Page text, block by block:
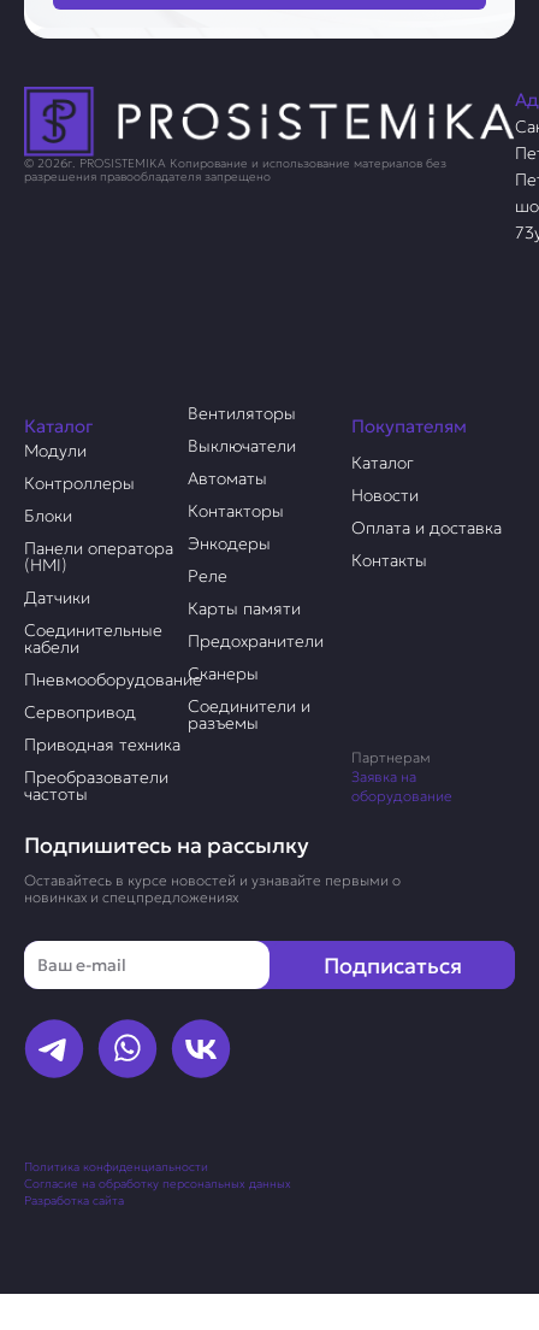
© 2026г. PROSISTEMIKA Копирование и использование материалов без
разрешения правообладателя запрещено
Подпишитесь на рассылку
Оставайтесь в курсе новостей и узнавайте первыми о
новинках и спецпредложениях
Email
Подписаться
Политика конфиденциальности
Согласие на обработку персональных данных
Разработка сайта
Каталог
Модули
Контроллеры
Блоки
Панели оператора
(HMI)
Датчики
Соединительные
кабели
Пневмооборудование
Сервопривод
Приводная техника
Преобразователи
частоты
Вентиляторы
Выключатели
Автоматы
Контакторы
Энкодеры
Реле
Карты памяти
Предохранители
Сканеры
Соединители и
разъемы
Покупателям
Каталог
Новости
Оплата и доставка
Контакты
Партнерам
Заявка на
оборудование